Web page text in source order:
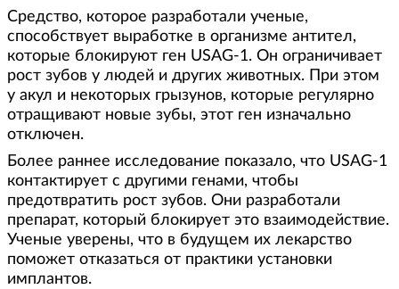
Средство, которое разработали ученые,
способствует выработке в организме антител,
которые блокируют ген USAG-1. Он ограничивает
рост зубов у людей и других животных. При этом
у акул и некоторых грызунов, которые регулярно
отращивают новые зубы, этот ген изначально
отключен.
Более раннее исследование показало, что USAG-1
контактирует с другими генами, чтобы
предотвратить рост зубов. Они разработали
препарат, который блокирует это взаимодействие.
Ученые уверены, что в будущем их лекарство
поможет отказаться от практики установки
имплантов.